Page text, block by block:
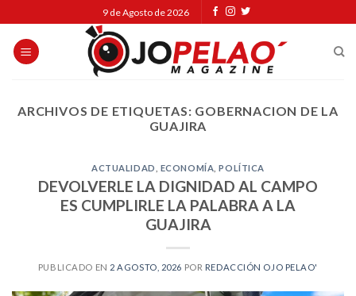
to
content
9 de Agosto de 2026
ARCHIVOS DE ETIQUETAS: GOBERNACION DE LA
GUAJIRA
ACTUALIDAD ECONOMÍA ,POLÍTICA
DEVOLVERLE LA DIGNIDAD AL CAMPO
ES CUMPLIRLE LA PALABRA A LA
GUAJIRA
PUBLICADO EN 2 AGOSTO, 2026 POR REDACCIÓN OJO PELAO'